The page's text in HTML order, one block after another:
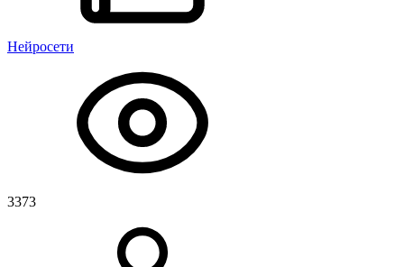
Нейросети
3373